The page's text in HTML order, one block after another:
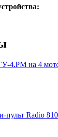
4.РМ на 4
пульт Radio